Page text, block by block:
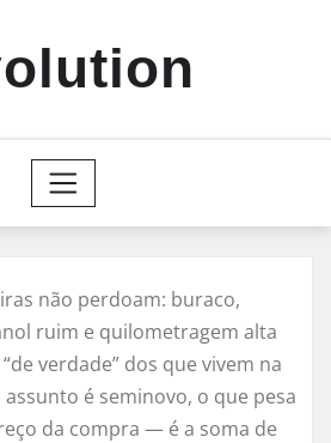
não perdoam: buraco,
ruim e quilometragem alta
verdade” dos que vivem na
é seminovo, o que pesa
da compra — é a soma de